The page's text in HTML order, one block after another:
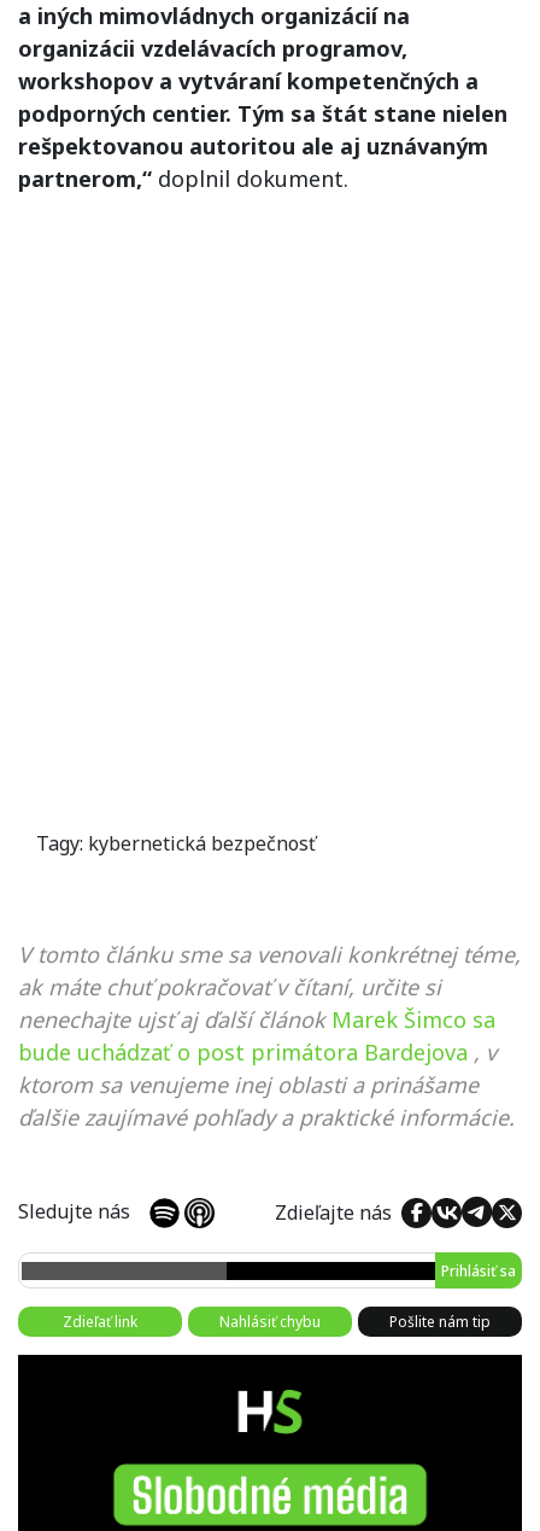
a iných mimovládnych organizácií na
organizácii vzdelávacích programov,
workshopov a vytváraní kompetenčných a
podporných centier. Tým sa štát stane nielen
rešpektovanou autoritou ale aj uznávaným
partnerom,“ doplnil dokument.
Tagy: kybernetická bezpečnosť
V tomto článku sme sa venovali konkrétnej téme,
ak máte chuť pokračovať v čítaní, určite si
nenechajte ujsť aj ďalší článok Marek Šimco sa
bude uchádzať o post primátora Bardejova , v
ktorom sa venujeme inej oblasti a prinášame
ďalšie zaujímavé pohľady a praktické informácie.
Sledujte nás Zdieľajte nás
Prihlásiť sa
Zdieľať link Nahlásiť chybu Pošlite nám tip